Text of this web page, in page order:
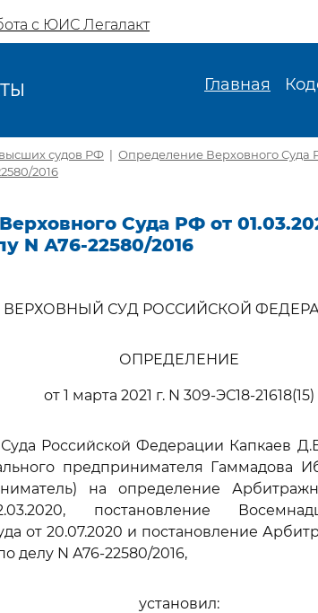
с ЮИС Легалакт
Главная
судов РФ | Определение Верховного Суда
2016
Суда РФ от
N А76-22580/2016
ВЕРХОВНЫЙ СУД РОССИЙСКОЙ
ОПРЕДЕЛЕНИЕ
от 1 марта 2021 г. N 309-ЭС18-21618(15)
Российской Федерации Капкаев
предпринимателя Гаммадова
на определение
постановление
от 20.07.2020 и постановление
делу N А76-22580/2016,
установил: